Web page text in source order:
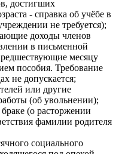
достигших
- справка об учёбе в
не требуется);
доходы членов
в письменной
месяцу
пособия. Требование
не допускается;
или другие
(об увольнении);
(о расторжении
фамилии родителя
социального